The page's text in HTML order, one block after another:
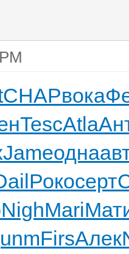
CHAPвока
TescAtla
Jameодна
Рокосерт
NighMari
FirsАлек